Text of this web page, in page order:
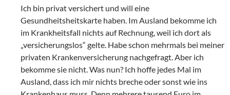
Ich bin privat versichert und will eine
Gesundheitsheitskarte haben. Im Ausland bekomme ich
im Krankheitsfall nichts auf Rechnung, weil ich dort als
„versicherungslos“ gelte. Habe schon mehrmals bei meiner
privaten Krankenversicherung nachgefragt. Aber ich
bekomme sie nicht. Was nun? Ich hoffe jedes Mal im
Ausland, dass ich mir nichts breche oder sonst wie ins